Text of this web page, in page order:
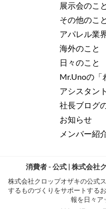
展示会のこと
その他のこと
アパレル業
海外のこと
日々のこと
Mr.Unoの「
アシスタン
社長ブログ
お知らせ
メンバー紹
消費者 - 公式 | 株式会社
株式会社クロップオザキの公式
するものづくりをサポートする
報を日々ア